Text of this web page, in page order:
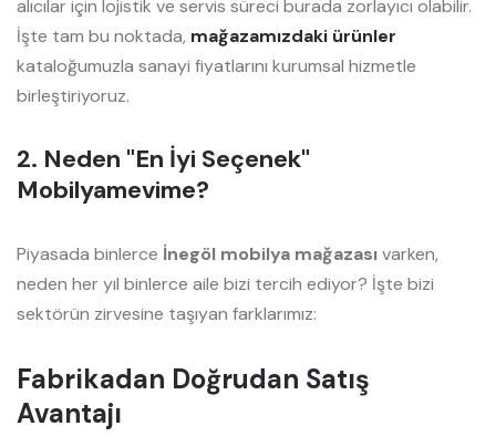
alıcılar için lojistik ve servis süreci burada zorlayıcı olabilir.
İşte tam bu noktada, mağazamızdaki ürünler
kataloğumuzla sanayi fiyatlarını kurumsal hizmetle
birleştiriyoruz.
2. Neden "En İyi Seçenek"
Mobilyamevime?
Piyasada binlerce İnegöl mobilya mağazasıvarken,
neden her yıl binlerce aile bizi tercih ediyor? İşte bizi
sektörün zirvesine taşıyan farklarımız:
Fabrikadan Doğrudan Satış
Avantajı